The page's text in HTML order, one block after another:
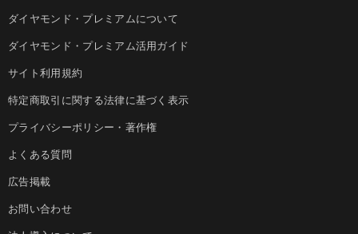
ダイヤモンド・プレミアムについて
ダイヤモンド・プレミアム活用ガイド
サイト利用規約
特定商取引に関する法律に基づく表示
プライバシーポリシー・著作権
よくある質問
広告掲載
お問い合わせ